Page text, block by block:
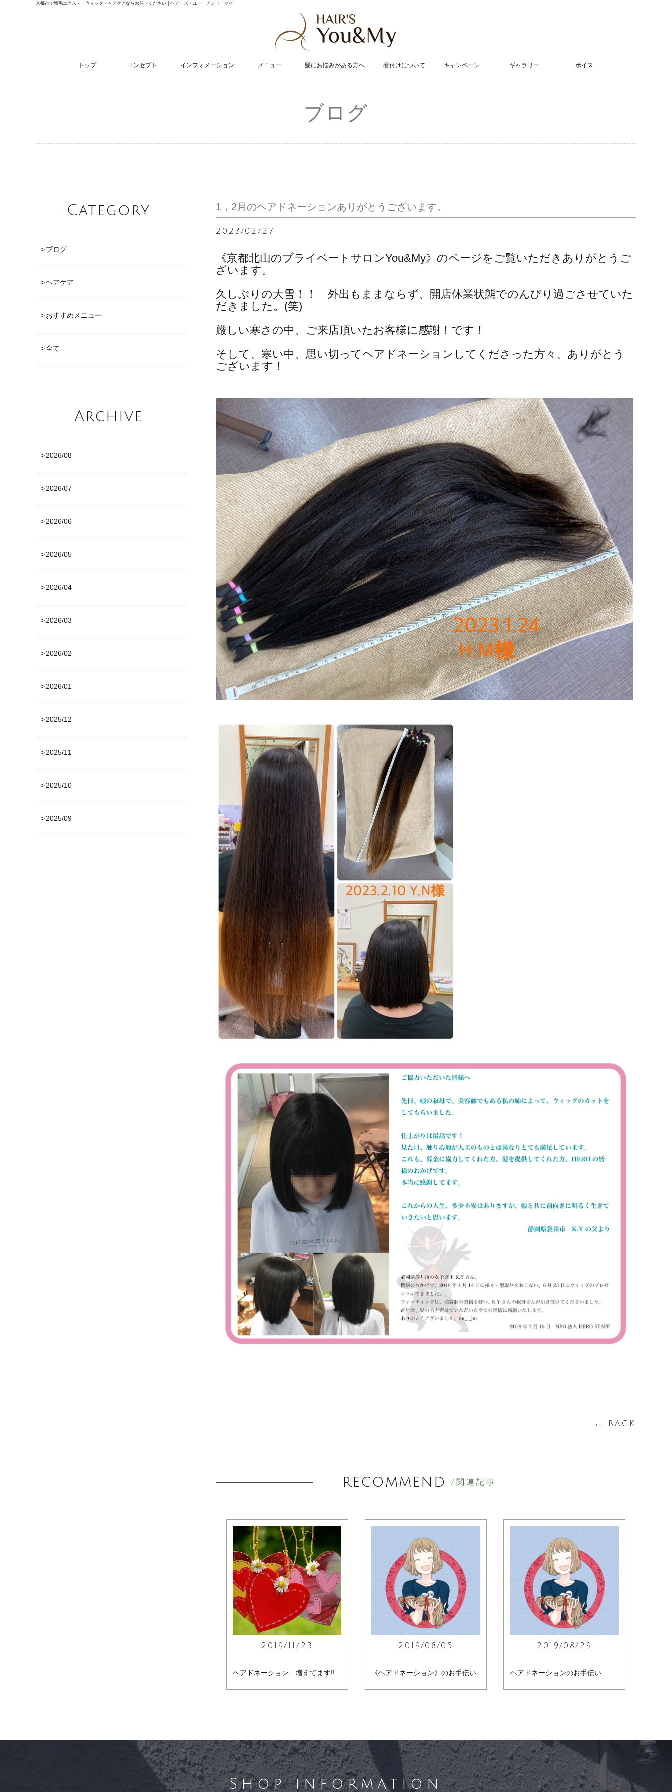
京都市で増毛エクステ・ウィッグ・ヘアケアならお任せください | ヘアーズ・ユー・アンド・マイ
トップ コンセプト インフォメーション メニュー 髪にお悩みがある方へ 着付けについて キャンペーン ギャラリー ボイス
ブログ
Category
ブログ
ヘアケア
おすすめメニュー
全て
Archive
2026/08
2026/07
2026/06
2026/05
2026/04
2026/03
2026/02
2026/01
2025/12
2025/11
2025/10
2025/09
1，2月のヘアドネーションありがとうございます。
2023/02/27
《京都北山のプライベートサロンYou&My》のページをご覧いただきありがとうご
ざいます。
久しぶりの大雪！！ 外出もままならず、開店休業状態でのんびり過ごさせていた
だきました。(笑)
厳しい寒さの中、ご来店頂いたお客様に感謝！です！
そして、寒い中、思い切ってヘアドネーションしてくださった方々、ありがとう
ございます！
← BACK
recommend /関連記事
2019/11/23
ヘアドネーション 増えてます‼
2019/08/05
《ヘアドネーション》のお手伝い
2019/08/29
ヘアドネーションのお手伝い
Shop information